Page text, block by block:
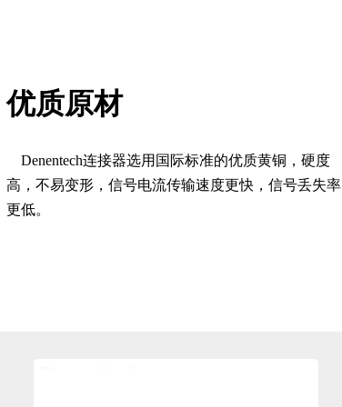
优质原材
Denentech连接器选用国际标准的优质黄铜，硬度
高，不易变形，信号电流传输速度更快，信号丢失率
更低。